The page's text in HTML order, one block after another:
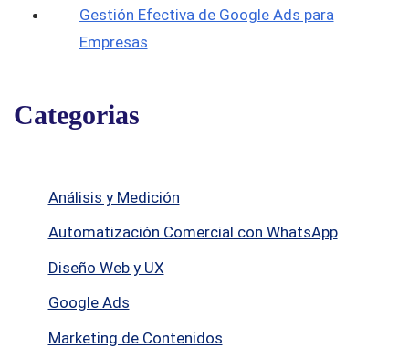
Gestión Efectiva de Google Ads para
Empresas
Categorias
Análisis y Medición
Automatización Comercial con WhatsApp
Diseño Web y UX
Google Ads
Marketing de Contenidos